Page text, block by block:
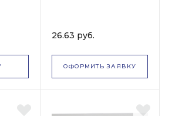
26.63 руб.
ОФОРМИТЬ ЗАЯВКУ